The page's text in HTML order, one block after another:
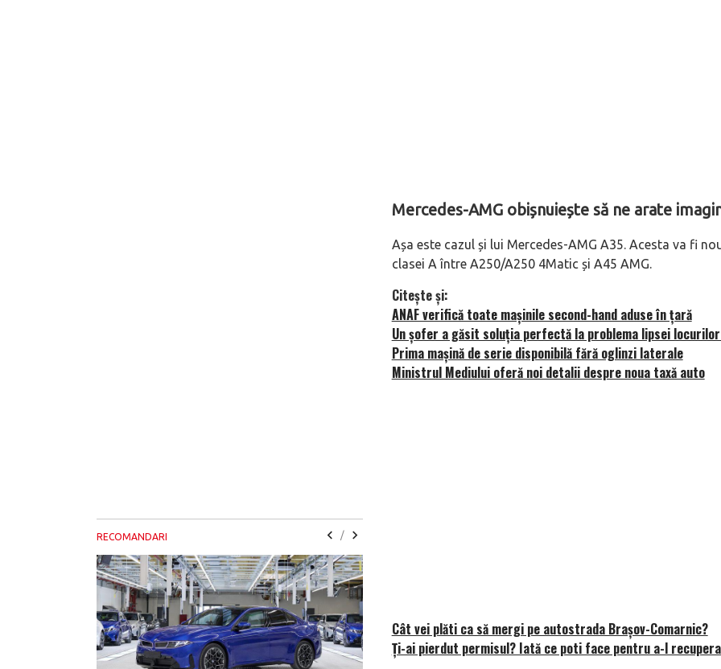
Mercedes-AMG obișnuiește să ne arate
Așa este cazul și lui Mercedes-AMG A35. Acesta va fi
clasei A între A250/A250 4Matic și A45 AMG.
Citește și:
ANAF verifică toate mașinile second-hand aduse în țară
Un șofer a găsit soluția perfectă la problema lipsei
Prima mașină de serie disponibilă fără oglinzi laterale
Ministrul Mediului oferă noi detalii despre noua taxă auto
Cât vei plăti ca să mergi pe autostrada Brașov-Comarnic?
Ți-ai pierdut permisul? Iată ce poti face pentru a-l
RECOMANDARI /